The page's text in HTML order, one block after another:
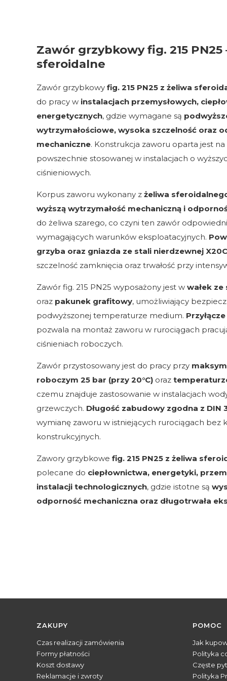
Zawór grzybkowy fig. 215 PN25
sferoidalne
Zawór grzybkowy fig. 215 PN25 z żeliwa
do pracy w instalacjach przemysłowych,
energetycznych, gdzie wymagane są
wytrzymałościowe, wysoka szczelność oraz
mechaniczne. Konstrukcja zaworu oparta jest
powszechnie stosowanej w instalacjach o
ciśnieniowych.
Korpus zaworu wykonany z żeliwa
wyższą wytrzymałość mechaniczną i
do żeliwa szarego, co czyni ten zawór
wymagających warunków eksploatacyjnych.
grzyba oraz gniazda ze stali nierdzewnej
szczelność zamknięcia oraz trwałość przy
Zawór fig. 215 PN25 wyposażony jest w wałek
oraz pakunek grafitowy, umożliwiający
podwyższonej temperaturze medium.
pozwala na montaż zaworu w rurociągach
ciśnieniach roboczych.
Zawór przystosowany jest do pracy przy
roboczym 25 bar (przy 20°C) oraz
czemu znajduje zastosowanie w instalacjach
grzewczych. Długość zabudowy zgodna z DIN
wymianę zaworu w istniejących rurociągach bez
konstrukcyjnych.
Zawory grzybkowe fig. 215 PN25 z żeliwa
polecane do ciepłownictwa, energetyki,
instalacji technologicznych, gdzie istotne są
odporność mechaniczna oraz długotrwała
Linki w stopce
ZAKUPY
Czas realizacji zamówienia
Formy płatności
Koszt dostawy
Reklamacje i zwroty
POMOC
Jak
Polityka
Częste
Polityka